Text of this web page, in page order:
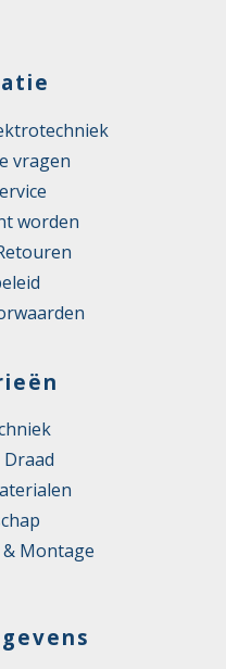
vragen
worden
Draad
Montage